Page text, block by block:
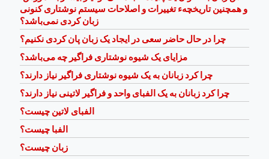
و همچنین تاریخچهء تغییرات و اصلاحات سیستم نوشتاری کنونی
زبان کردی نمی‌باشد؟
چرا در حال حاضر سعی در ایجاد یک زبان پان کردی نکنیم؟
مزایای یک شیوه نوشتاری فراگیر چه می‌باشد؟
چرا کرد زبانان به یک شیوه نوشتاری فراگیر نیاز دارند؟
چرا کرد زبانان به یک الفبای واحد و فراگیر لاتینی نیاز دارند؟
الفبای لاتین چیست؟
الفبا چیست؟
زبان چیست؟